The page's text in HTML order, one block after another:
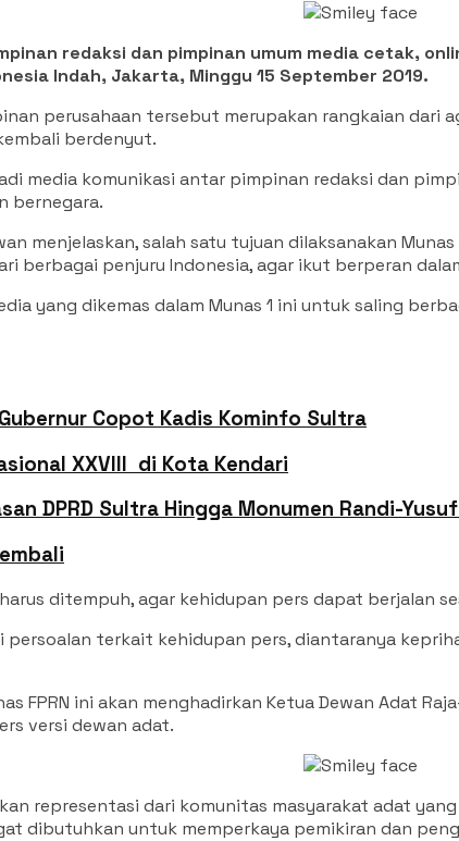
redaksi dan pimpinan umum media cetak,
Indah, Jakarta, Minggu 15 September 2019.
perusahaan tersebut merupakan rangkaian dari
berdenyut.
media komunikasi antar pimpinan redaksi dan
bernegara.
menjelaskan, salah satu tujuan dilaksanakan
berbagai penjuru Indonesia, agar ikut berperan
yang dikemas dalam Munas 1 ini untuk saling
Copot Kadis Kominfo Sultra
XXVIII di Kota Kendari
DPRD Sultra Hingga Monumen Randi-Yusuf
ditempuh, agar kehidupan pers dapat berjalan
persoalan terkait kehidupan pers, diantaranya
FPRN ini akan menghadirkan Ketua Dewan Adat
versi dewan adat.
representasi dari komunitas masyarakat adat
dibutuhkan untuk memperkaya pemikiran dan